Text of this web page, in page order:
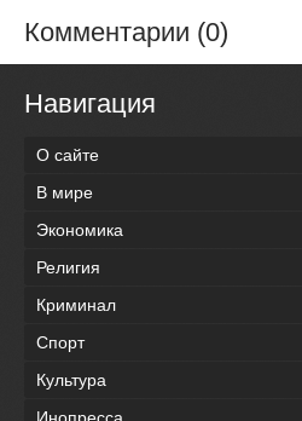
Комментарии (0)
Навигация
О сайте
В мире
Экономика
Религия
Криминал
Спорт
Культура
Инопресса